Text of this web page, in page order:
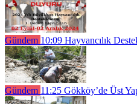
Gündem 10:09 Hayvancılık
Gündem 11:25 Gökköy’de Üst